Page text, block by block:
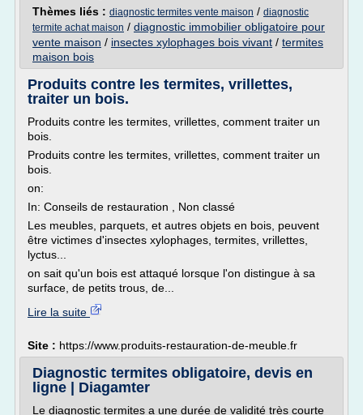
Thèmes liés : diagnostic termites vente maison / diagnostic
termite achat maison / diagnostic immobilier obligatoire pour
vente maison / insectes xylophages bois vivant / termites
maison bois
Produits contre les termites, vrillettes,
traiter un bois.
Produits contre les termites, vrillettes, comment traiter un
bois.
Produits contre les termites, vrillettes, comment traiter un
bois.
on:
In: Conseils de restauration , Non classé
Les meubles, parquets, et autres objets en bois, peuvent
être victimes d'insectes xylophages, termites, vrillettes,
lyctus...
on sait qu'un bois est attaqué lorsque l'on distingue à sa
surface, de petits trous, de...
Lire la suite
Site : https://www.produits-restauration-de-meuble.fr
Diagnostic termites obligatoire, devis en
ligne | Diagamter
Le diagnostic termites a une durée de validité très courte